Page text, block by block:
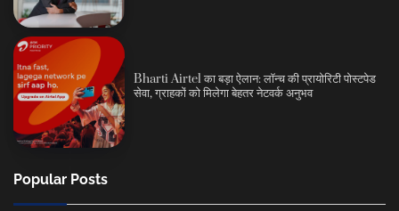
Bharti Airtel का बड़ा ऐलान: लॉन्च की प्रायोरिटी पोस्टपेड
सेवा, ग्राहकों को मिलेगा बेहतर नेटवर्क अनुभव
Popular Posts